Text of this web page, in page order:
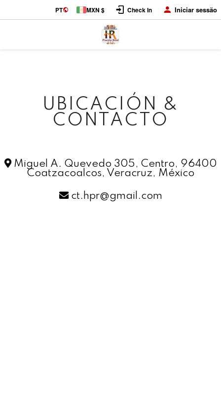
PT MXN $ Check In Iniciar sessão
UBICACIÓN &
CONTACTO
Miguel A. Quevedo 305, Centro, 96400
Coatzacoalcos, Veracruz, México
ct.hpr@gmail.com